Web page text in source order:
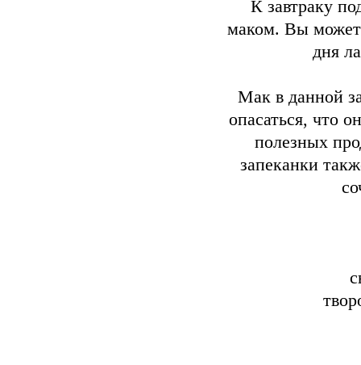
К завтраку
маком. Вы
дня
Мак в данной
опасаться, что
полезных
запеканки